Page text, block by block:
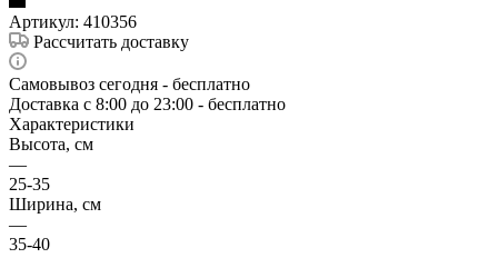
Артикул: 410356
Рассчитать доставку
Самовывоз сегодня - бесплатно
Доставка c 8:00 до 23:00 - бесплатно
Характеристики
Высота, см
—
25-35
Ширина, см
—
35-40